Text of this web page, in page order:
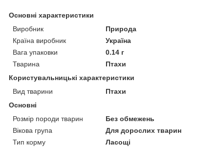
Основні характеристики
Виробник
Природа
Країна виробник
Україна
Вага упаковки
0.14 г
Тварина
Птахи
Користувальницькі характеристики
Вид тварини
Птахи
Основні
Розмір породи тварин
Без обмежень
Вікова група
Для дорослих тварин
Тип корму
Ласощі